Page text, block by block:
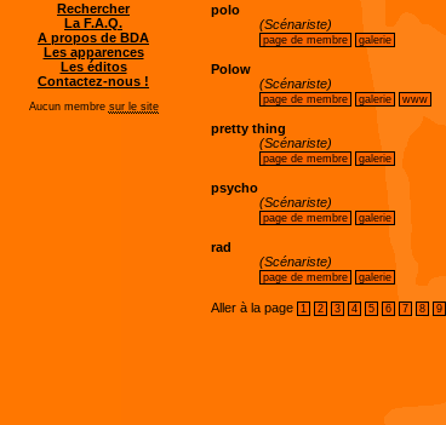
polo
(Scénariste)
page de membre galerie
Polow
(Scénariste)
page de membre galerie www
pretty thing
(Scénariste)
page de membre galerie
psycho
(Scénariste)
page de membre galerie
rad
(Scénariste)
page de membre galerie
Aller à la page 1 2 3 4 5 6 7 8 9
Rechercher
La F.A.Q.
A propos de BDA
Les apparences
Les éditos
Contactez-nous !
Aucun membre sur le site